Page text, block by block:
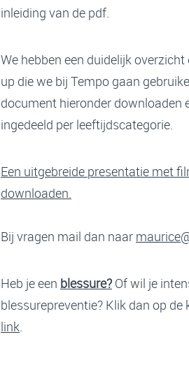
inleiding van de pdf.
We hebben een duidelijk
up die we bij Tempo gaan
document hieronder downloaden
ingedeeld per leeftijdscategorie.
Een uitgebreide presentatie met
downloaden.
Bij vragen mail dan naar
Heb je een blessure? Of wil je
blessurepreventie? Klik dan op
link.